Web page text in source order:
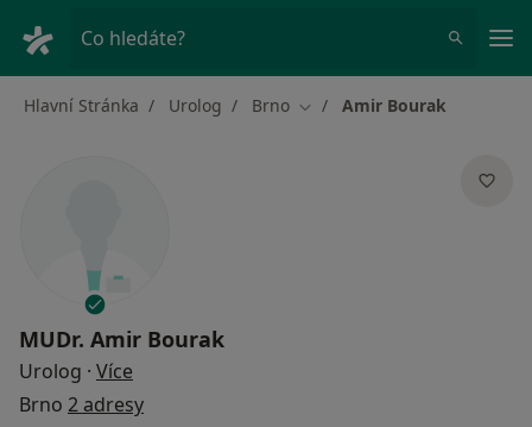
Co hledáte?
Hlavní Stránka Urolog Brno Změna města
Amir Bourak
MUDr. Amir Bourak
Urolog · Více
Brno 2 adresy